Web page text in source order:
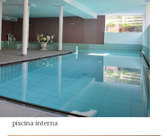
piscina interna